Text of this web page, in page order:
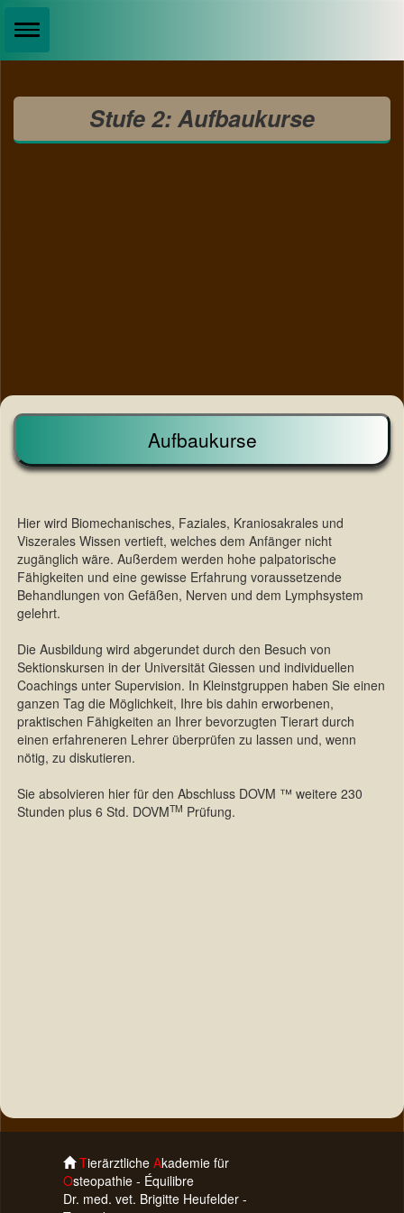
Stufe 2: Aufbaukurse
Aufbaukurse
Hier wird Biomechanisches, Faziales, Kraniosakrales und
Viszerales Wissen vertieft, welches dem Anfänger nicht
zugänglich wäre. Außerdem werden hohe palpatorische
Fähigkeiten und eine gewisse Erfahrung voraussetzende
Behandlungen von Gefäßen, Nerven und dem Lymphsystem
gelehrt.
Die Ausbildung wird abgerundet durch den Besuch von
Sektionskursen in der Universität Giessen und individuellen
Coachings unter Supervision. In Kleinstgruppen haben Sie einen
ganzen Tag die Möglichkeit, Ihre bis dahin erworbenen,
praktischen Fähigkeiten an Ihrer bevorzugten Tierart durch
einen erfahreneren Lehrer überprüfen zu lassen und, wenn
nötig, zu diskutieren.
Sie absolvieren hier für den Abschluss DOVM ™ weitere 230
Stunden plus 6 Std. DOVMTM Prüfung.
Tierärztliche Akademie für
Osteopathie - Équilibre
Dr. med. vet. Brigitte Heufelder -